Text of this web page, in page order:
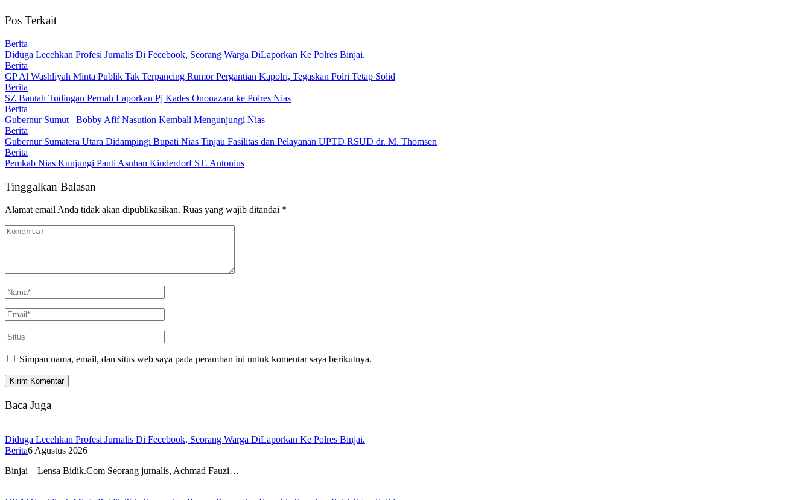
Pos Terkait
Berita
Diduga Lecehkan Profesi Jurnalis Di Fecebook, Seorang Warga DiLaporkan Ke Polres Binjai.
Berita
GP Al Washliyah Minta Publik Tak Terpancing Rumor Pergantian Kapolri, Tegaskan Polri Tetap Solid
Berita
SZ Bantah Tudingan Pernah Laporkan Pj Kades Ononazara ke Polres Nias
Berita
Gubernur Sumut Bobby Afif Nasution Kembali Mengunjungi Nias
Berita
Gubernur Sumatera Utara Didampingi Bupati Nias Tinjau Fasilitas dan Pelayanan UPTD RSUD dr. M. Thomsen
Berita
Pemkab Nias Kunjungi Panti Asuhan Kinderdorf ST. Antonius
Tinggalkan Balasan
Alamat email Anda tidak akan dipublikasikan. Ruas yang wajib ditandai *
Simpan nama, email, dan situs web saya pada peramban ini untuk komentar saya berikutnya.
Baca Juga
Diduga Lecehkan Profesi Jurnalis Di Fecebook, Seorang Warga DiLaporkan Ke Polres Binjai.
Berita6 Agustus 2026
Binjai – Lensa Bidik.Com Seorang jurnalis, Achmad Fauzi…